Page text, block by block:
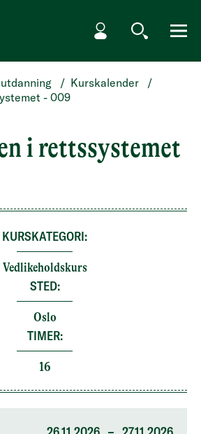
Min side
Søk Meny
/ Kurskalender
/
- 009
i rettssystemet
KURSKATEGORI:
Vedlikeholdskurs
STED:
Oslo
TIMER:
16